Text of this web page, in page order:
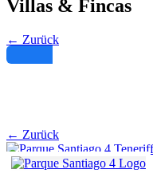
Villas & Fincas
← Zurück
← Zurück